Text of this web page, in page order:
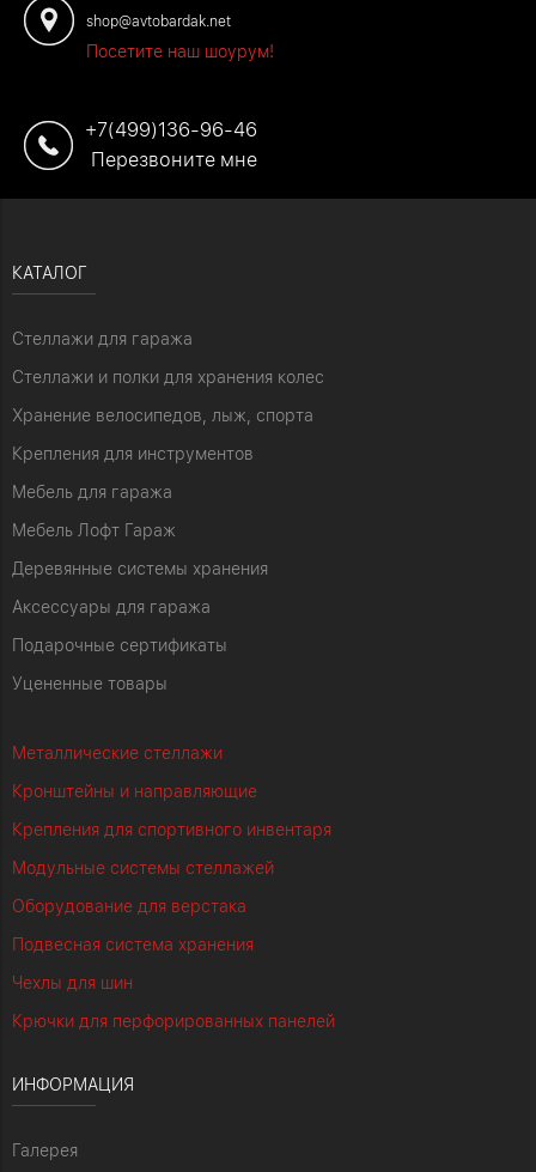
46
shop@avtobardak.net
Посетите наш шоурум!
+7(499)136-96-46
Перезвоните мне
КАТАЛОГ
Стеллажи для гаража
Стеллажи и полки для хранения колес
Хранение велосипедов, лыж, спорта
Крепления для инструментов
Мебель для гаража
Мебель Лофт Гараж
Деревянные системы хранения
Аксессуары для гаража
Подарочные сертификаты
Уцененные товары
Металлические стеллажи
Кронштейны и направляющие
Крепления для спортивного инвентаря
Модульные системы стеллажей
Оборудование для верстака
Подвесная система хранения
Чехлы для шин
Крючки для перфорированных панелей
ИНФОРМАЦИЯ
Галерея